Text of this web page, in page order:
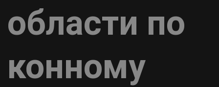
области по
конному